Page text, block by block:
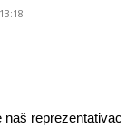
naš reprezentativac